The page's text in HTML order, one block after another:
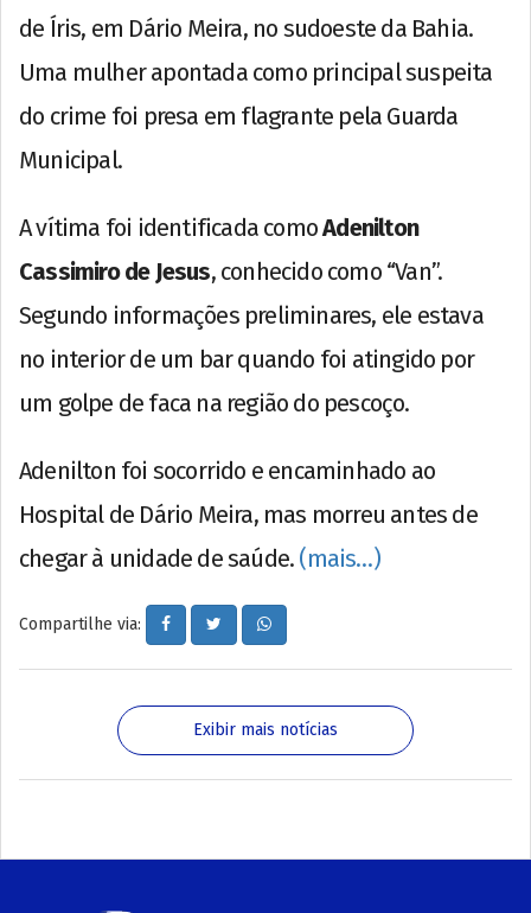
de Íris, em Dário Meira, no sudoeste da Bahia.
Uma mulher apontada como principal suspeita
do crime foi presa em flagrante pela Guarda
Municipal.
A vítima foi identificada comoAdenilton
Cassimiro de Jesus, conhecido como “Van”.
Segundo informações preliminares, ele estava
no interior de um bar quando foi atingido por
um golpe de faca na região do pescoço.
Adenilton foi socorrido e encaminhado ao
Hospital de Dário Meira, mas morreu antes de
chegar à unidade de saúde. (mais…)
Compartilhe via:
Exibir mais notícias